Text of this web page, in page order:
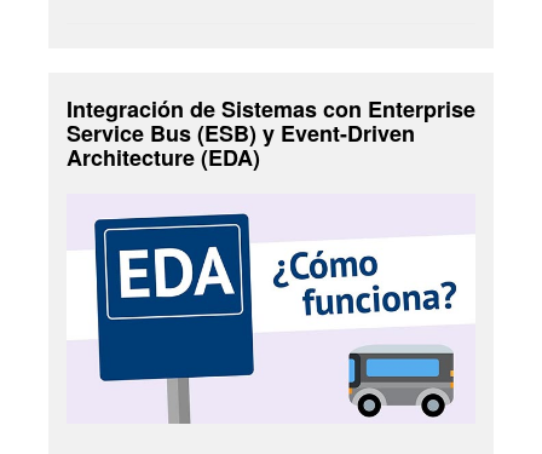
Integración de Sistemas con Enterprise
Service Bus (ESB) y Event-Driven
Architecture (EDA)